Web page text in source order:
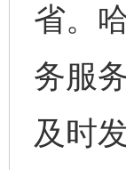
省。
务服
及时